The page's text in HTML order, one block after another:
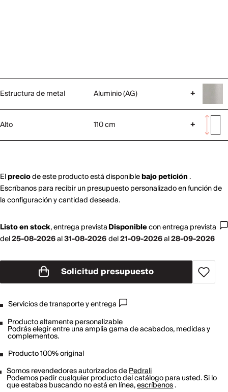
Estructura de metal Aluminio (AG) +
Alto 110 cm +
Elpreciode este producto está disponiblebajo petición.
Escríbanos para recibir un presupuesto personalizado en función de
la configuración y cantidad deseada.
Listo en stock,entrega prevista
del25-08-2026al31-08-2026
Disponibleconentrega prevista
del21-09-2026al28-09-2026
Solicitud presupuesto
Servicios de transporte y entrega
Producto altamente personalizable
Podrás elegir entre una amplia gama de acabados, medidas y
complementos.
Producto 100% original
Somos revendedores autorizados dePedrali
Podemos pedir cualquier producto del catálogo para usted. Si lo
que estabas buscando no está en línea,escríbenos.